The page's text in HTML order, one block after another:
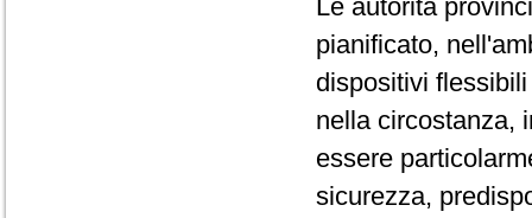
Le autorità
pianificato,
dispositivi
nella circostanza,
essere
sicurezza,